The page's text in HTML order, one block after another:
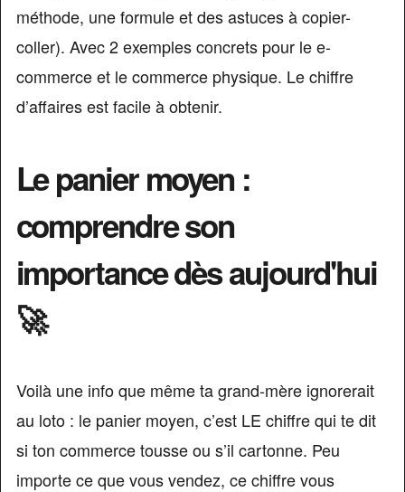
méthode, une formule et des astuces à copier-
coller). Avec 2 exemples concrets pour le e-
commerce et le commerce physique. Le chiffre
d’affaires est facile à obtenir.
Le panier moyen :
comprendre son
importance dès aujourd'hui
🚀
Voilà une info que même ta grand-mère ignorerait
au loto : le panier moyen, c’est LE chiffre qui te dit
si ton commerce tousse ou s’il cartonne. Peu
importe ce que vous vendez, ce chiffre vous